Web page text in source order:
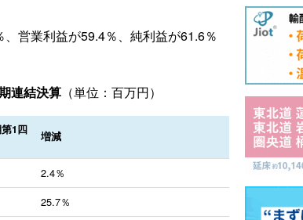
営業利益が59.4％、純利益が61.6％
連結決算 （単位：百万円）
1四
増減
2.4％
25.7％